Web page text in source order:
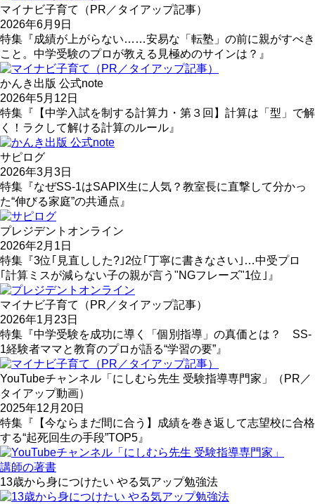
マイナビ子育て（PR／タイアップ記事）
2026年6月9日
特集『成績が上がらない……安易な「転塾」の前に親がすべき
こと。中学受験のプロが教える見極めのサインは？』
かんき出版 公式note
2026年5月12日
特集『【中学入試を制する計算力・第３回】計算は「型」で解
く！ラクして解ける計算のルール』
サピログ
2026年3月3日
特集『なぜSS-1はSAPIX生に人気？教室長に直撃して分かっ
た“伸びる家庭”の共通点』
プレジデントオンライン
2026年2月1日
特集『3位｢見直しした?｣2位｢丁寧に書きなさい｣…中受プロ
｢計算ミスが減らない子の親が言う"NGフレーズ"1位｣』
マイナビ子育て（PR／タイアップ記事）
2026年1月23日
特集『中学受験を成功に導く「個別指導」の真価とは？ SS-
1経験者ママと教育のプロが語る“学習の要”』
YouTubeチャンネル「にしむら先生 受験指導専門家」（PR／
タイアップ動画）
2025年12月20日
特集『【今ならまだ間に合う】成績を巻き返して志望校に合格
する“起死回生の手段”TOP5』
講師の著書
13歳から身につけたい やる気アップ勉強法